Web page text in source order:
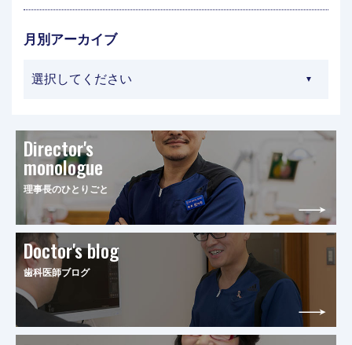
月別アーカイブ
Director's
monologue
理事長のひとりごと
Doctor's blog
歯科医師ブログ